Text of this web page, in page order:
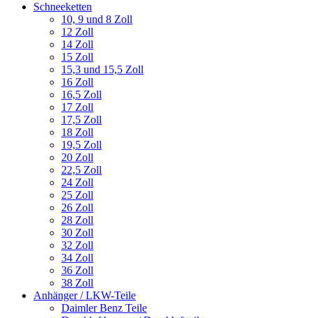
Schneeketten
10, 9 und 8 Zoll
12 Zoll
14 Zoll
15 Zoll
15,3 und 15,5 Zoll
16 Zoll
16,5 Zoll
17 Zoll
17,5 Zoll
18 Zoll
19,5 Zoll
20 Zoll
22,5 Zoll
24 Zoll
25 Zoll
26 Zoll
28 Zoll
30 Zoll
32 Zoll
34 Zoll
36 Zoll
38 Zoll
Anhänger / LKW-Teile
Daimler Benz Teile